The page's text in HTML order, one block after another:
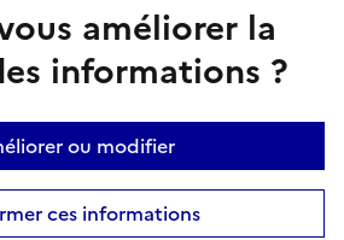
améliorer la
informations ?
ou modifier
ces informations